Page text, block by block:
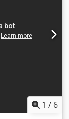
1 / 6